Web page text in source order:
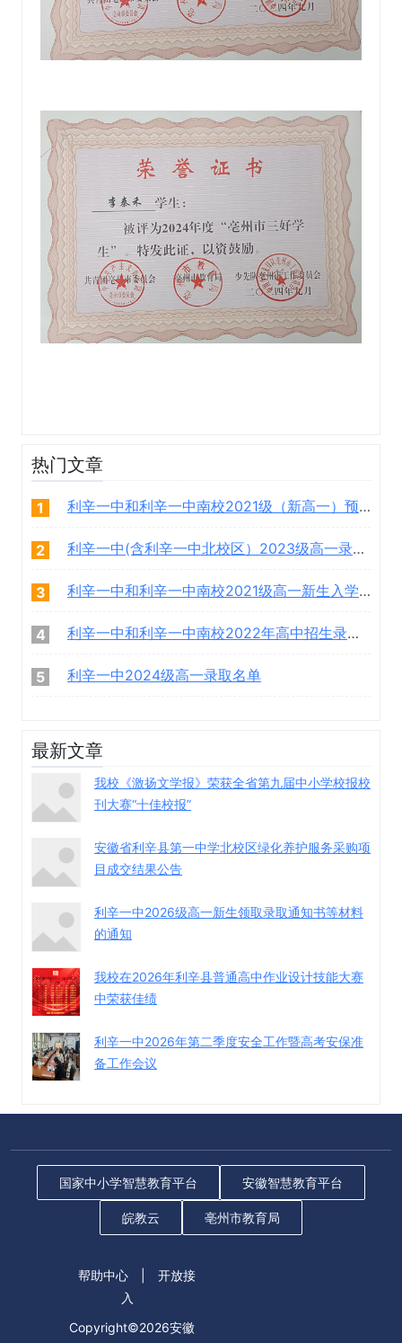
热门文章
1 利辛一中和利辛一中南校2021级（新高一）预录取学生名单
2 利辛一中(含利辛一中北校区）2023级高一录取学生名单
3 利辛一中和利辛一中南校2021级高一新生入学须知
4 利辛一中和利辛一中南校2022年高中招生录取名单
5 利辛一中2024级高一录取名单
最新文章
我校《激扬文学报》荣获全省第九届中小学校报校
刊大赛“十佳校报”
安徽省利辛县第一中学北校区绿化养护服务采购项
目成交结果公告
利辛一中2026级高一新生领取录取通知书等材料
的通知
我校在2026年利辛县普通高中作业设计技能大赛
中荣获佳绩
利辛一中2026年第二季度安全工作暨高考安保准
备工作会议
国家中小学智慧教育平台 安徽智慧教育平台
皖教云 亳州市教育局
帮助中心
开放接
入
Copyright©2026安徽